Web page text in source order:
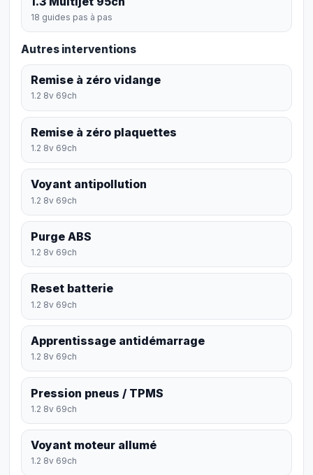
18 guides pas à pas
Autres interventions
Remise à zéro vidange
1.2 8v 69ch
Remise à zéro plaquettes
1.2 8v 69ch
Voyant antipollution
1.2 8v 69ch
Purge ABS
1.2 8v 69ch
Reset batterie
1.2 8v 69ch
Apprentissage antidémarrage
1.2 8v 69ch
Pression pneus / TPMS
1.2 8v 69ch
Voyant moteur allumé
1.2 8v 69ch